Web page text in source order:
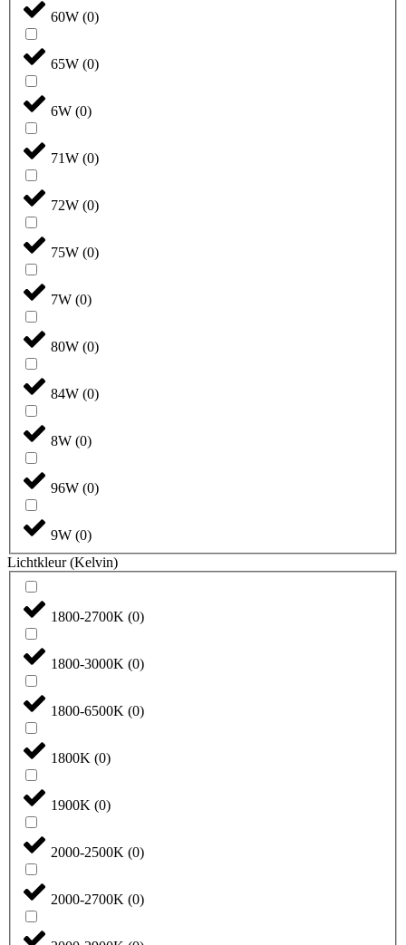
60W (0)
65W (0)
6W (0)
71W (0)
72W (0)
75W (0)
7W (0)
80W (0)
84W (0)
8W (0)
96W (0)
9W (0)
Lichtkleur (Kelvin)
1800-2700K (0)
1800-3000K (0)
1800-6500K (0)
1800K (0)
1900K (0)
2000-2500K (0)
2000-2700K (0)